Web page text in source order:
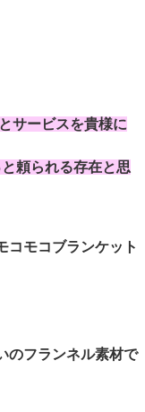
とサービスを貴様に
頼られる存在と思
コモコブランケット
のフランネル素材で